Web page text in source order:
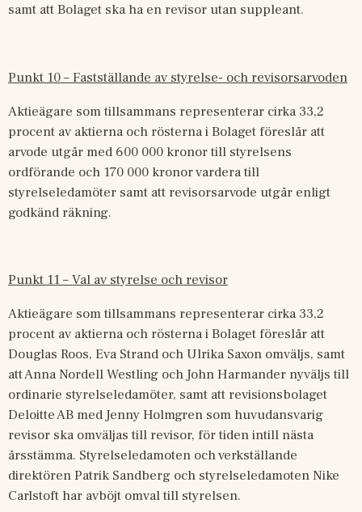
samt att Bolaget ska ha en revisor utan suppleant.
Punkt 10 – Fastställande av styrelse- och revisorsarvoden
Aktieägare som tillsammans representerar cirka 33,2
procent av aktierna och rösterna i Bolaget föreslår att
arvode utgår med 600 000 kronor till styrelsens
ordförande och 170 000 kronor vardera till
styrelseledamöter samt att revisorsarvode utgår enligt
godkänd räkning.
Punkt 11 – Val av styrelse och revisor
Aktieägare som tillsammans representerar cirka 33,2
procent av aktierna och rösterna i Bolaget föreslår att
Douglas Roos, Eva Strand och Ulrika Saxon omväljs, samt
att Anna Nordell Westling och John Harmander nyväljs till
ordinarie styrelseledamöter, samt att revisionsbolaget
Deloitte AB med Jenny Holmgren som huvudansvarig
revisor ska omväljas till revisor, för tiden intill nästa
årsstämma. Styrelseledamoten och verkställande
direktören Patrik Sandberg och styrelseledamoten Nike
Carlstoft har avböjt omval till styrelsen.